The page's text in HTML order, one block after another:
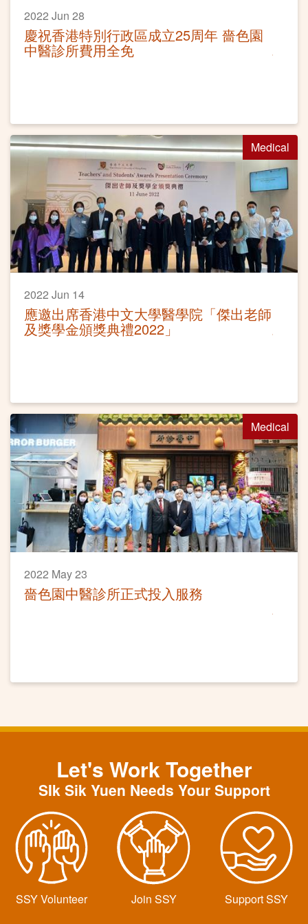
2022 Jun 28
慶祝香港特別行政區成立25周年 嗇色園
中醫診所費用全免
Medical
2022 Jun 14
應邀出席香港中文大學醫學院「傑出老師
及獎學金頒獎典禮2022」
Medical
2022 May 23
嗇色園中醫診所正式投入服務
Let's Work Together
SIk Sik Yuen Needs Your Support
SSY Volunteer Join SSY Support SSY